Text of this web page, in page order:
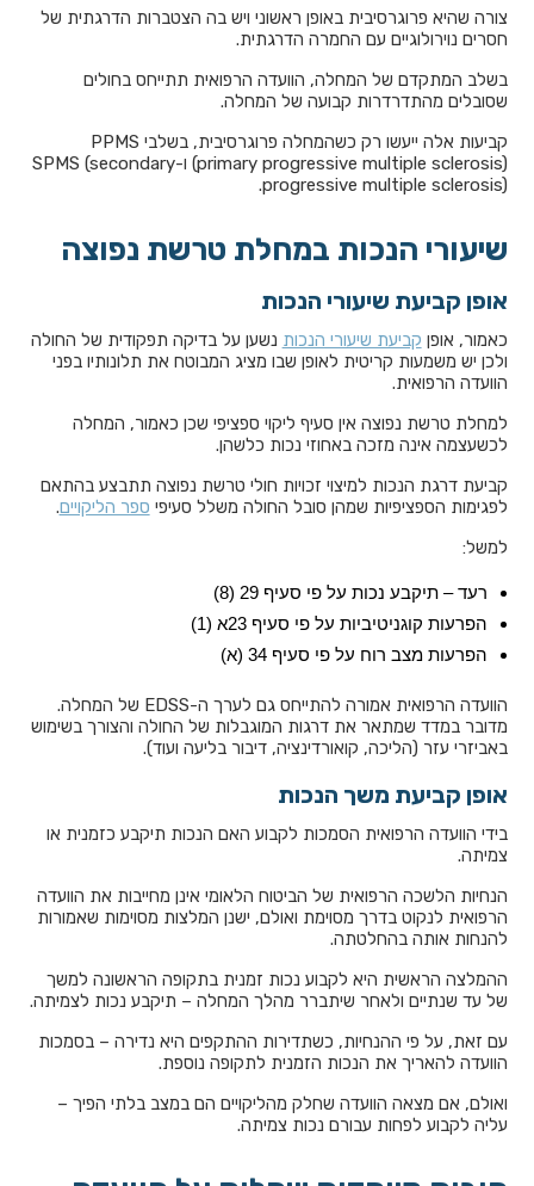
צורה שהיא פרוגרסיבית באופן ראשוני ויש בה הצטברות הדרגתית של
חסרים נוירולוגיים עם החמרה הדרגתית.
בשלב המתקדם של המחלה, הוועדה הרפואית תתייחס בחולים
שסובלים מהתדרדרות קבועה של המחלה.
קביעות אלה ייעשו רק כשהמחלה פרוגרסיבית, בשלבי PPMS
(primary progressive multiple sclerosis) ו-SPMS (secondary
progressive multiple sclerosis).
שיעורי הנכות במחלת טרשת נפוצה
אופן קביעת שיעורי הנכות
כאמור, אופן קביעת שיעורי הנכות נשען על בדיקה תפקודית של החולה
ולכן יש משמעות קריטית לאופן שבו מציג המבוטח את תלונותיו בפני
הוועדה הרפואית.
למחלת טרשת נפוצה אין סעיף ליקוי ספציפי שכן כאמור, המחלה
לכשעצמה אינה מזכה באחוזי נכות כלשהן.
קביעת דרגת הנכות למיצוי זכויות חולי טרשת נפוצה תתבצע בהתאם
לפגימות הספציפיות שמהן סובל החולה משלל סעיפי ספר הליקויים.
למשל:
רעד – תיקבע נכות על פי סעיף 29 (8)
הפרעות קוגניטיביות על פי סעיף 23א (1)
הפרעות מצב רוח על פי סעיף 34 (א)
הוועדה הרפואית אמורה להתייחס גם לערך ה-EDSS של המחלה.
מדובר במדד שמתאר את דרגות המוגבלות של החולה והצורך בשימוש
באביזרי עזר (הליכה, קואורדינציה, דיבור בליעה ועוד).
אופן קביעת משך הנכות
בידי הוועדה הרפואית הסמכות לקבוע האם הנכות תיקבע כזמנית או
צמיתה.
הנחיות הלשכה הרפואית של הביטוח הלאומי אינן מחייבות את הוועדה
הרפואית לנקוט בדרך מסוימת ואולם, ישנן המלצות מסוימות שאמורות
להנחות אותה בהחלטתה.
ההמלצה הראשית היא לקבוע נכות זמנית בתקופה הראשונה למשך
של עד שנתיים ולאחר שיתברר מהלך המחלה – תיקבע נכות לצמיתה.
עם זאת, על פי ההנחיות, כשתדירות ההתקפים היא נדירה – בסמכות
הוועדה להאריך את הנכות הזמנית לתקופה נוספת.
ואולם, אם מצאה הוועדה שחלק מהליקויים הם במצב בלתי הפיך –
עליה לקבוע לפחות עבורם נכות צמיתה.